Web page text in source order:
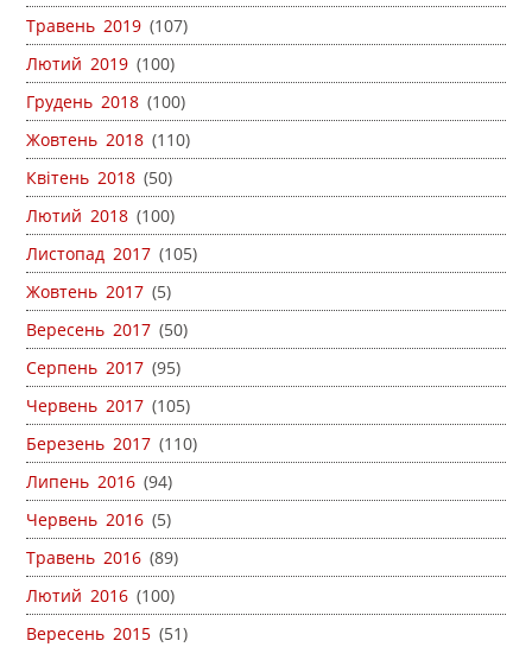
Травень 2019 (107)
Лютий 2019 (100)
Грудень 2018 (100)
Жовтень 2018 (110)
Квітень 2018 (50)
Лютий 2018 (100)
Листопад 2017 (105)
Жовтень 2017 (5)
Вересень 2017 (50)
Серпень 2017 (95)
Червень 2017 (105)
Березень 2017 (110)
Липень 2016 (94)
Червень 2016 (5)
Травень 2016 (89)
Лютий 2016 (100)
Вересень 2015 (51)